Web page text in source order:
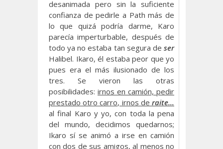
desanimada pero sin la suficiente
confianza de pedirle a Path más de
lo que quizá podría darme, Karo
parecía imperturbable, después de
todo ya no estaba tan segura de ser
Halibel. Ikaro, él estaba peor que yo
pues era el más ilusionado de los
tres. Se vieron las otras
posibilidades: irnos en camión, pedir
prestado otro carro, irnos de raite…
al final Karo y yo, con toda la pena
del mundo, decidimos quedarnos;
Ikaro sí se animó a irse en camión
con dos de sus amigos, al menos no